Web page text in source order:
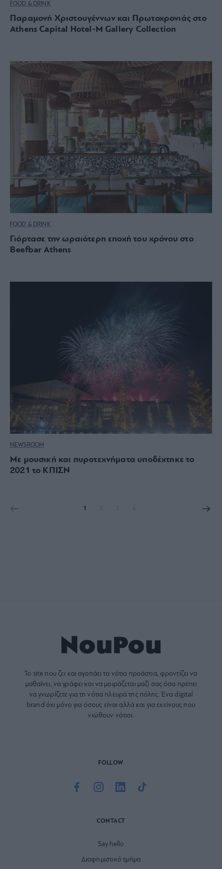
FOOD & DRINK
Παραμονή Χριστουγέννων και Πρωτοχρονιάς στο
Athens Capital Hotel-M Gallery Collection
FOOD & DRINK
Γιόρτασε την ωραιότερη εποχή του χρόνου στο
Beefbar Athens
NEWSROOM
Με μουσική και πυροτεχνήματα υποδέχτηκε το
2021 το ΚΠΙΣΝ
1
Το site που ζει και αγαπάει τα νότια προάστια, φροντίζει να
μαθαίνει, να γράφει και να μοιράζεται μαζί σας όσα πρέπει
να γνωρίζετε για τη νότια πλευρά της πόλης. Ένα digital
brand όχι μόνο για όσους είναι αλλά και για εκείνους που
νιώθουν νότιοι.
FOLLOW
CONTACT
Say hello
Διαφημιστικό τμήμα